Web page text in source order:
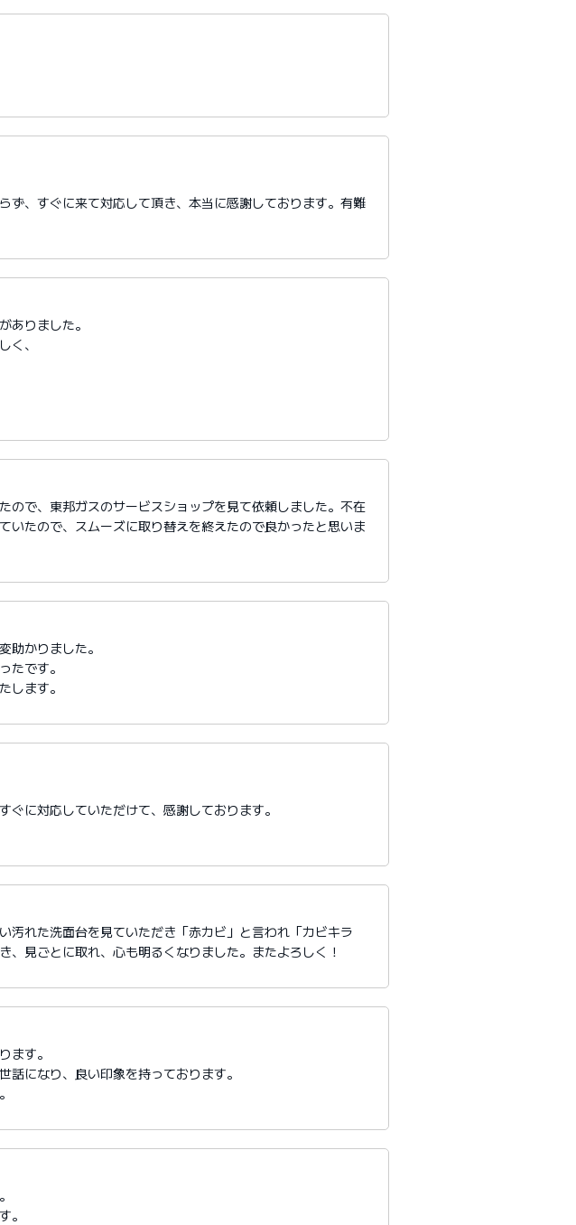
ず、すぐに来て対応して頂き、本当に感謝しております。有難
ありました。
く、
ので、東邦ガスのサービスショップを見て依頼しました。不在
いたので、スムーズに取り替えを終えたので良かったと思いま
助かりました。
たです。
します。
に対応していただけて、感謝しております。
汚れた洗面台を見ていただき「赤カビ」と言われ「カビキラ
、見ごとに取れ、心も明るくなりました。またよろしく！
ます。
話になり、良い印象を持っております。
。